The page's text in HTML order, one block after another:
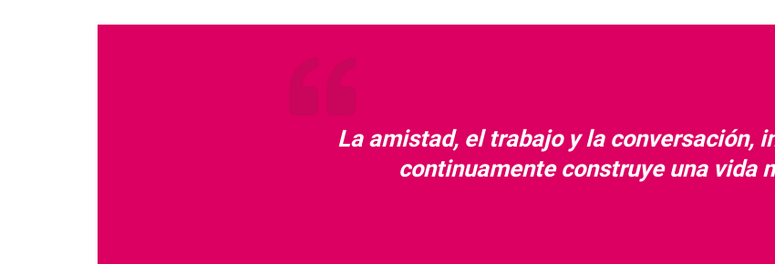
La amistad, el trabajo y la conversación,
continuamente construye una vida